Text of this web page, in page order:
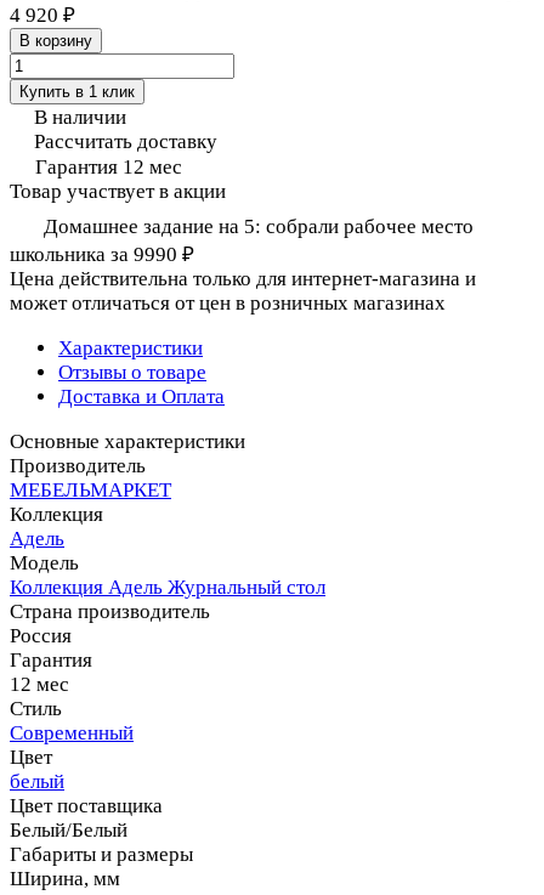
4 920 ₽
В корзину
Купить в 1 клик
В наличии
Рассчитать доставку
Гарантия 12 мес
Товар участвует в акции
Домашнее задание на 5: собрали рабочее место
школьника за 9990 ₽
Цена действительна только для интернет-магазина и
может отличаться от цен в розничных магазинах
Характеристики
Отзывы о товаре
Доставка и Оплата
Основные характеристики
Производитель
МЕБЕЛЬМАРКЕТ
Коллекция
Адель
Модель
Коллекция Адель Журнальный стол
Страна производитель
Россия
Гарантия
12 мес
Стиль
Современный
Цвет
белый
Цвет поставщика
Белый/Белый
Габариты и размеры
Ширина, мм